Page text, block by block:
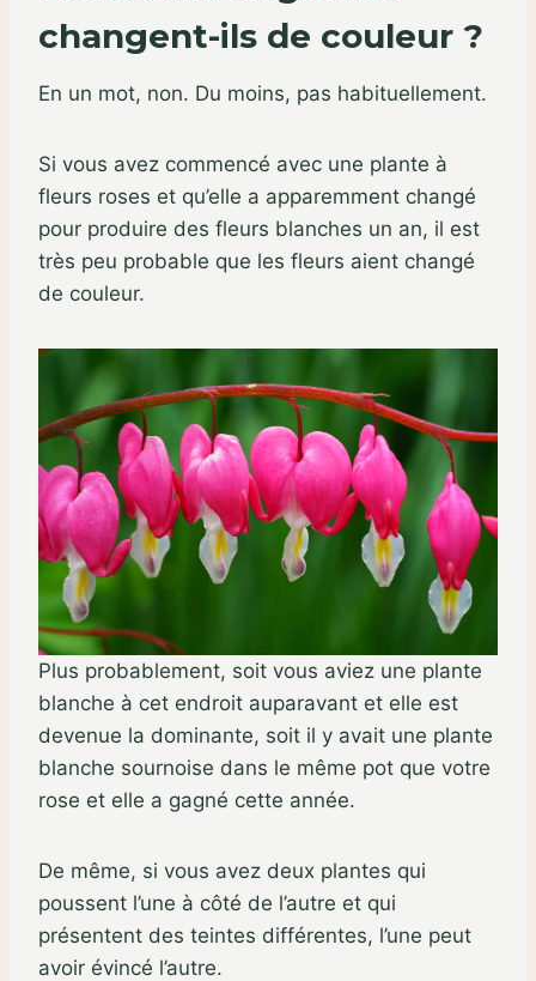
changent-ils de couleur ?
En un mot, non. Du moins, pas habituellement.
Si vous avez commencé avec une plante à
fleurs roses et qu’elle a apparemment changé
pour produire des fleurs blanches un an, il est
très peu probable que les fleurs aient changé
de couleur.
Plus probablement, soit vous aviez une plante
blanche à cet endroit auparavant et elle est
devenue la dominante, soit il y avait une plante
blanche sournoise dans le même pot que votre
rose et elle a gagné cette année.
De même, si vous avez deux plantes qui
poussent l’une à côté de l’autre et qui
présentent des teintes différentes, l’une peut
avoir évincé l’autre.